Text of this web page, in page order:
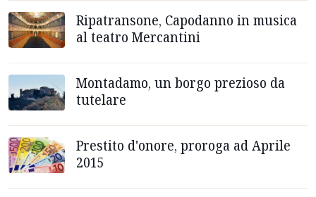
Ripatransone, Capodanno in musica
al teatro Mercantini
Montadamo, un borgo prezioso da
tutelare
Prestito d'onore, proroga ad Aprile
2015